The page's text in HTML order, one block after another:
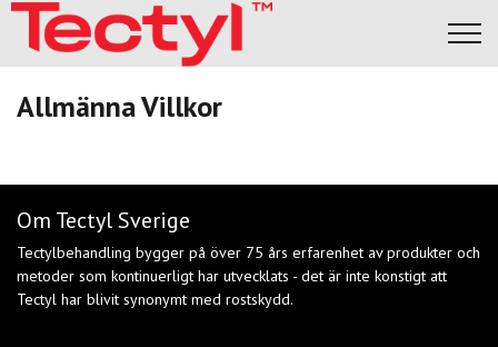
Underredesbehandling
Kvalitet och garanti
Industri
Allmänna Villkor
Om Tectyl Sverige
Tectylbehandling bygger på över 75 års erfarenhet av produkter och
metoder som kontinuerligt har utvecklats - det är inte konstigt att
Tectyl har blivit synonymt med rostskydd.